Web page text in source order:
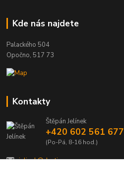
Kde nás najdete
Palackého 504
Opočno, 517 73
Kontakty
Štěpán Jelínek
+420 602 561 677
(Po-Pá, 8-16 hod.)
jelinek@dentia.cz